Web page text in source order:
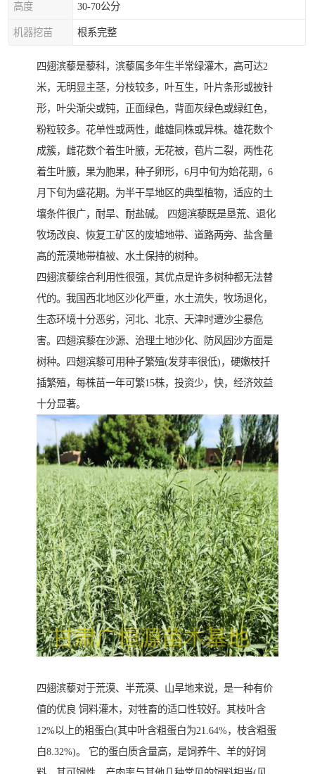
高度 30-70公分
机器挖苗 根系完整
四翅滨藜是藜科，滨藜属多年生半常绿灌木，高可达2
米，无明显主茎，分枝较多，叶互生，叶片条形或披针
形，叶尖渐尖或钝，正面绿色，背面灰绿色或绿红色，
粉粒较多。花单性或两性，雌雄同株或异株。雄花数个
成簇，雌花数个着生叶腋，无花被，苞片二裂，两性花
着生叶腋，果为胞果，种子卵形，6月中旬为始花期，6
月下旬为盛花期。为半干旱地区的典型植物，适应的土
壤条件很广，耐旱、耐盐碱。 四翅滨藜既是垦荒、退化
牧场改良、恢复工矿区的废墟地带、道路两旁、盐含量
高的荒漠地带植被、水土保持的树种。
四翅滨藜综合利用性很强，其优点是许多树种都无法替
代的。我国西北地区沙化严重，水土流失，牧场退化，
生态环境十分恶劣，河北、北京、天津时遭沙尘暴危
害。四翅滨藜在沙源、治理土地沙化、防风固沙方面是
树种。四翅滨藜可用种子繁殖(发芽率很低)，硬嫩枝扦
插繁殖，每株苗一年可繁15株，投资少，快，经济效益
十分显著。
四翅滨藜对于荒漠、半荒漠、山旱地来说，是一种有价
值的优良 饲料灌木，对牲畜的适口性较好。其枝叶含
12%以上的粗蛋白(其中叶含粗蛋白为21.64%，枝含粗蛋
白8.32%)。 它的蛋白质含量高，是饲养牛、羊的好饲